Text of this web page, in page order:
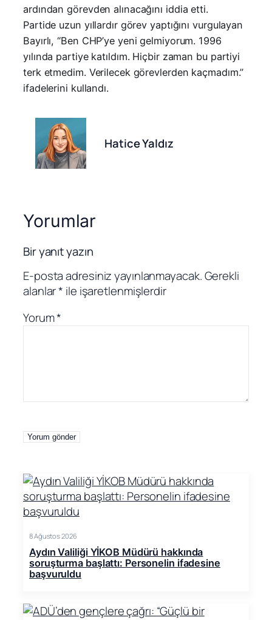
ardından görevden alınacağını iddia etti.
Partide uzun yıllardır görev yaptığını vurgulayan
Bayırlı, “Ben CHP’ye yeni gelmiyorum. 1996
yılında partiye katıldım. Hiçbir zaman bu partiyi
terk etmedim. Verilecek görevlerden kaçmadım.”
ifadelerini kullandı.
Hatice Yaldız
Yorumlar
Bir yanıt yazın
E-posta adresiniz yayınlanmayacak.Gerekli
alanlar* ile işaretlenmişlerdir
Yorum*
8 Ağustos 2026
Aydın Valiliği YİKOB Müdürü hakkında
soruşturma başlattı: Personelin ifadesine
başvuruldu